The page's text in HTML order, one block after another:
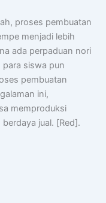
proses pembuatan
menjadi lebih
ada perpaduan nori
para siswa pun
pembuatan
ini,
memproduksi
jual. [Red].